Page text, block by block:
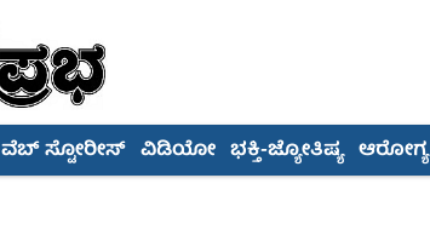
ವೆಬ್ ಸ್ಟೋರೀಸ್ ವಿಡಿಯೋ ಭಕ್ತಿ-ಜ್ಯೋತಿಷ್ಯ ಆರೋಗ್ಯ